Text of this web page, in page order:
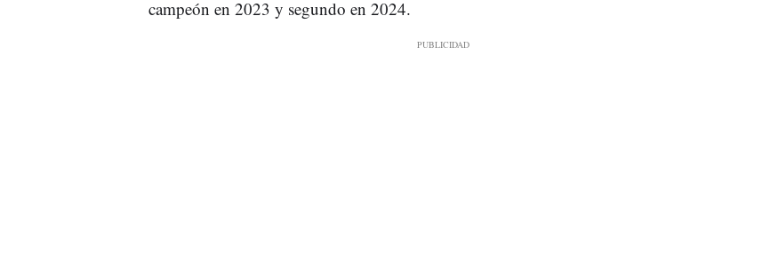
campeón en 2023 y segundo en 2024.